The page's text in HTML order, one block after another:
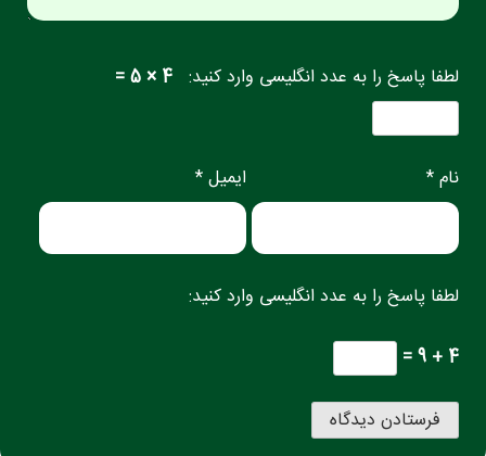
لطفا پاسخ را به عدد انگلیسی وارد کنید: 4 × 5 =
نام * ایمیل *
لطفا پاسخ را به عدد انگلیسی وارد کنید:
4 + 9 =